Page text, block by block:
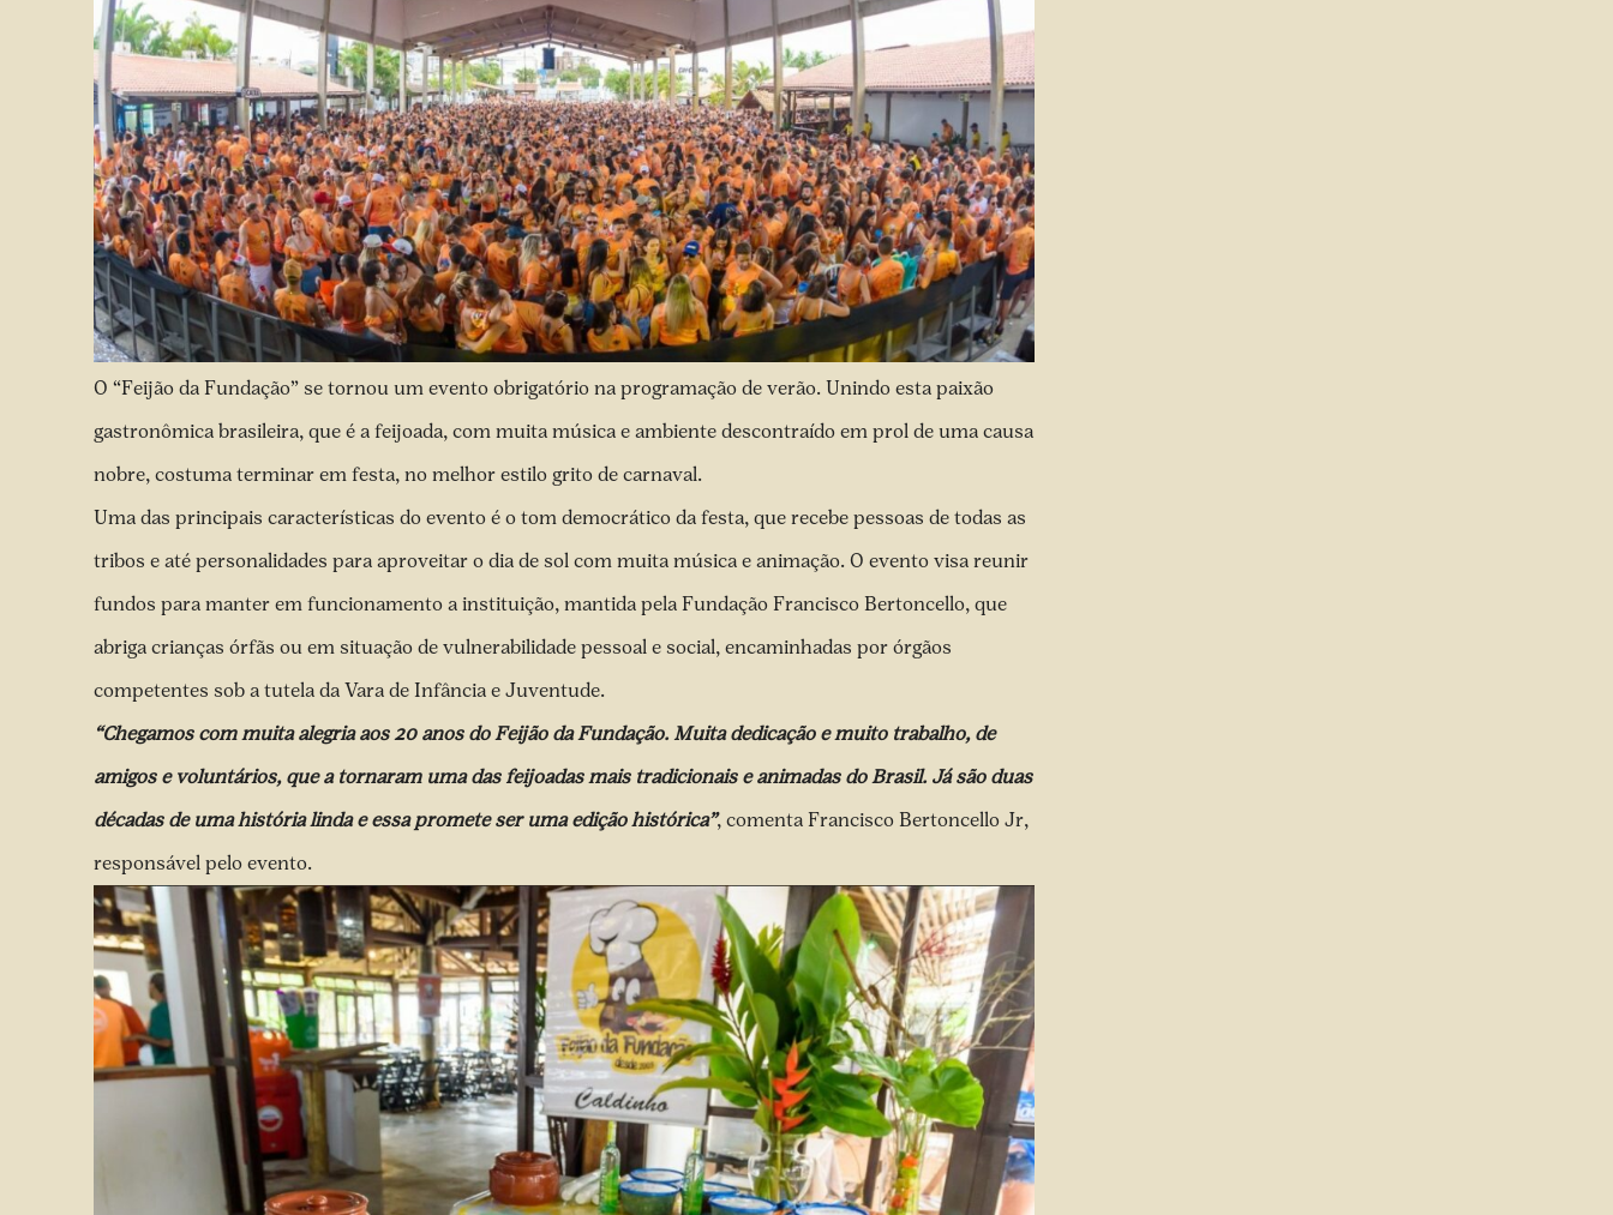
O “Feijão da Fundação” se tornou um evento obrigatório na programação de verão. Unindo esta paixão
gastronômica brasileira, que é a feijoada, com muita música e ambiente descontraído em prol de uma causa
nobre, costuma terminar em festa, no melhor estilo grito de carnaval.
Uma das principais características do evento é o tom democrático da festa, que recebe pessoas de todas as
tribos e até personalidades para aproveitar o dia de sol com muita música e animação. O evento visa reunir
fundos para manter em funcionamento a instituição, mantida pela Fundação Francisco Bertoncello, que
abriga crianças órfãs ou em situação de vulnerabilidade pessoal e social, encaminhadas por órgãos
competentes sob a tutela da Vara de Infância e Juventude.
“Chegamos com muita alegria aos 20 anos do Feijão da Fundação. Muita dedicação e muito trabalho, de
amigos e voluntários, que a tornaram uma das feijoadas mais tradicionais e animadas do Brasil. Já são duas
décadas de uma história linda e essa promete ser uma edição histórica”, comenta Francisco Bertoncello Jr,
responsável pelo evento.